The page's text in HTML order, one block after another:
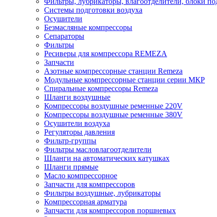
Системы подготовки воздуха
Осушители
Безмасляные компрессоры
Сепараторы
Фильтры
Ресиверы для компрессора REMEZA
Запчасти
Азотные компрессорные станции Remeza
Модульные компрессорные станции серии МКР
Спиральные компрессоры Remeza
Шланги воздушные
Компрессоры воздушные ременные 220V
Компрессоры воздушные ременные 380V
Осушители воздуха
Регуляторы давления
Фильтр-группы
Фильтры масловлагоотделители
Шланги на автоматических катушках
Шланги прямые
Масло компрессорное
Запчасти для компрессоров
Фильтры воздушные, лубрикаторы
Компрессорная арматура
Запчасти для компрессоров поршневых